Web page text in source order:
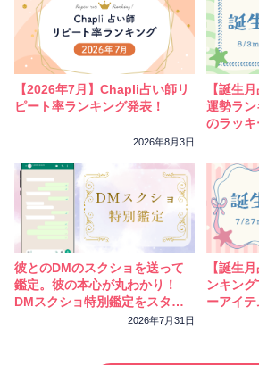
【2026年7月】Chapli占い師リ
ピート率ランキング発表！
2026年8月3日
【誕生
運勢ラ
のラッキ
彼とのDMのスクショを送って
鑑定。彼の本心が丸わかり！
DMスクショ特別鑑定をスター
2026年7月31日
【誕生
ンキン
ーアイテ